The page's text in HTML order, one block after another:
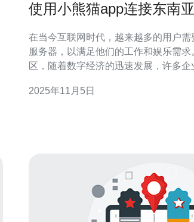
使用小熊猫app连接东南
在当今互联网时代，越来越多的用户需
服务器，以满足他们的工作和娱乐需
区，随着数字经济的迅速发展，许多企
小熊猫app连接东南亚服务器的最佳方
2025年11月5日